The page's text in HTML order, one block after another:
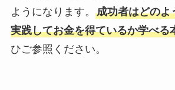
ようになります。 成功者はどのよ
実践してお金を得ているか学べる
ひご参照ください。